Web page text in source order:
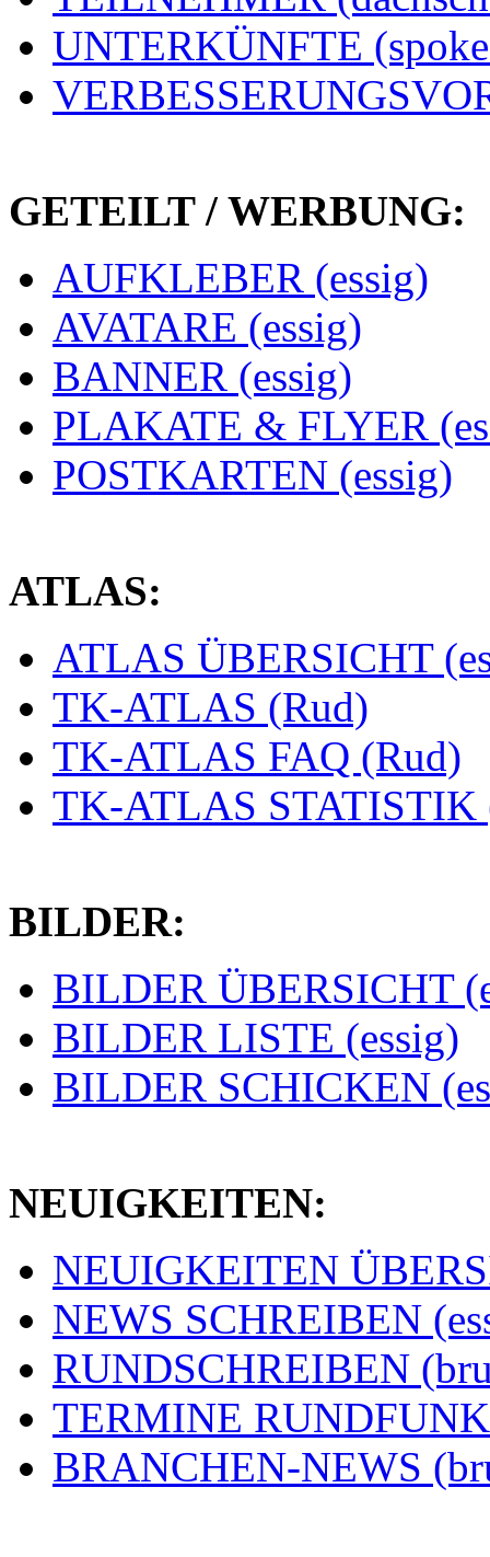
UNTERKÜNFTE
GETEILT / WERBUNG:
AUFKLEBER (essig)
AVATARE (essig)
BANNER (essig)
PLAKATE & FLYER
POSTKARTEN (essig)
ATLAS:
ATLAS ÜBERSICHT
TK-ATLAS (Rud)
TK-ATLAS FAQ (Rud)
TK-ATLAS STATISTIK
BILDER:
BILDER ÜBERSICHT
BILDER LISTE (essig)
BILDER SCHICKEN
NEUIGKEITEN:
NEUIGKEITEN
NEWS SCHREIBEN
RUNDSCHREIBEN
TERMINE
BRANCHEN-NEWS